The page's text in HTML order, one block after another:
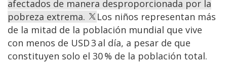
afectados de manera desproporcionada por la
pobreza extrema.
Los niños representan más
de la mitad de la población mundial que vive
con menos de USD 3 al día, a pesar de que
constituyen solo el 30 % de la población total.